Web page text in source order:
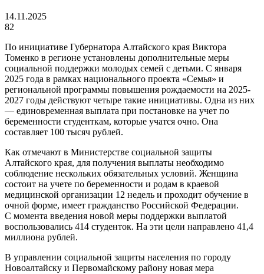
14.11.2025
82
По инициативе Губернатора Алтайского края Виктора
Томенко в регионе установлены дополнительные меры
социальной поддержки молодых семей с детьми. С января
2025 года в рамках национального проекта «Семья» и
региональной программы повышения рождаемости на 2025-
2027 годы действуют четыре такие инициативы. Одна из них
— единовременная выплата при постановке на учет по
беременности студенткам, которые учатся очно. Она
составляет 100 тысяч рублей.
Как отмечают в Министерстве социальной защиты
Алтайского края, для получения выплаты необходимо
соблюдение нескольких обязательных условий. Женщина
состоит на учете по беременности и родам в краевой
медицинской организации 12 недель и проходит обучение в
очной форме, имеет гражданство Российской Федерации.
С момента введения новой меры поддержки выплатой
воспользовались 414 студенток. На эти цели направлено 41,4
миллиона рублей.
В управлении социальной защиты населения по городу
Новоалтайску и Первомайскому району новая мера